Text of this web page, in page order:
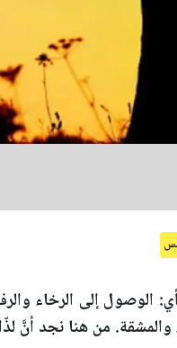
الوصول إلى الرخاء
والمشقة. من هنا نجد أنَّ